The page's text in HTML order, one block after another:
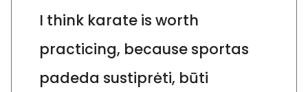
I think karate is worth
practicing, because sportas
padeda sustiprėti, būti